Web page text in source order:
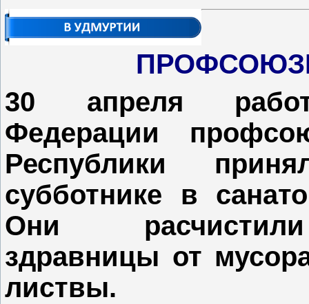
30 апреля
Федерации
Республики
субботнике в
Они
здравницы от
листвы.